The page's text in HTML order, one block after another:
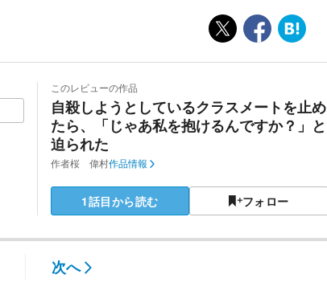
このレビューの作品
自殺しようとしているクラスメートを止め
たら、「じゃあ私を抱けるんですか？」と
迫られた
作者桜 偉村作品情報
1話目から読む フォロー
次へ